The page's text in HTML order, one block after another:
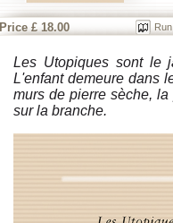
Price £ 18.00
Les Utopiques sont le
L'enfant demeure dans
murs de pierre sèche,
sur la branche.